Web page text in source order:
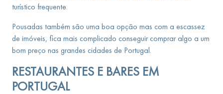
turístico frequente.
Pousadas também são uma boa opção mas com a escassez
de imóveis, fica mais complicado conseguir comprar algo a um
bom preço nas grandes cidades de Portugal.
RESTAURANTES E BARES EM
PORTUGAL